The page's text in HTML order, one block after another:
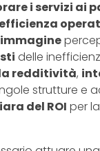
i servizi ai
delle
redditività,
strutture e
del ROI per la